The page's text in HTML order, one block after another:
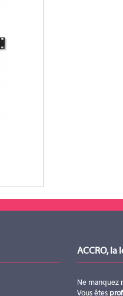
ACCRO, la
Ne manquez
Vous êtes